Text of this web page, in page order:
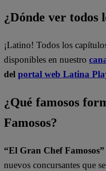
¿Dónde ver todos
¡Latino! Todos los
disponibles en nuestro
del portal web Latina
¿Qué famosos
Famosos?
“El Gran Chef Famosos”
nuevos concursantes que